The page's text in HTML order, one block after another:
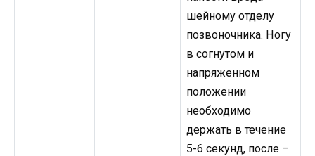
шейному отделу
позвоночника. Ногу
в согнутом и
напряженном
положении
необходимо
держать в течение
5-6 секунд, после –